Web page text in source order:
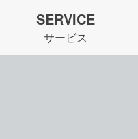
SERVICE
サービス